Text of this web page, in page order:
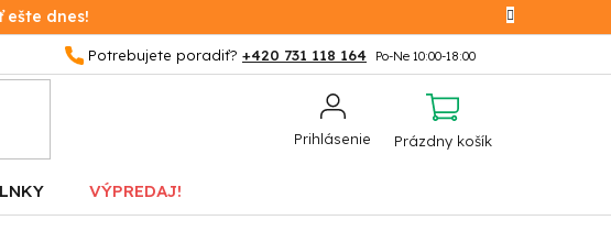
ešte dnes!
+420 731 118 164
Prihlásenie
NÁKUPNÝ
Prázdny košík
VÝPREDAJ!